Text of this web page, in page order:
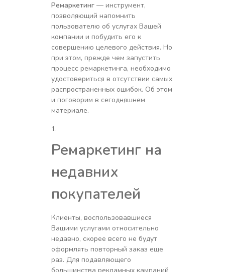
Ремаркетинг— инструмент,
позволяющий напомнить
пользователю об услугах Вашей
компании и побудить его к
совершению целевого действия. Но
при этом, прежде чем запустить
процесс ремаркетинга, необходимо
удостовериться в отсутствии самых
распространенных ошибок. Об этом
и поговорим в сегодняшнем
материале.
Ремаркетинг на
недавних
покупателей
Клиенты, воспользовавшиеся
Вашими услугами относительно
недавно, скорее всего не будут
оформлять повторный заказ еще
раз. Для подавляющего